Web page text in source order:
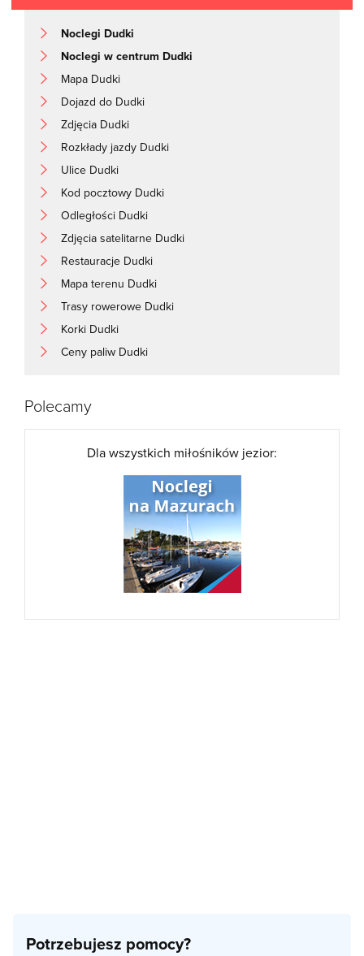
Noclegi Dudki
Noclegi w centrum Dudki
Mapa Dudki
Dojazd do Dudki
Zdjęcia Dudki
Rozkłady jazdy Dudki
Ulice Dudki
Kod pocztowy Dudki
Odległości Dudki
Zdjęcia satelitarne Dudki
Restauracje Dudki
Mapa terenu Dudki
Trasy rowerowe Dudki
Korki Dudki
Ceny paliw Dudki
Polecamy
Dla wszystkich miłośników jezior:
Potrzebujesz pomocy?